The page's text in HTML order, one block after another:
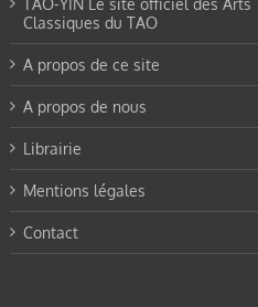
TAO-YIN Le site officiel des Arts
Classiques du TAO
A propos de ce site
A propos de nous
Librairie
Mentions légales
Contact